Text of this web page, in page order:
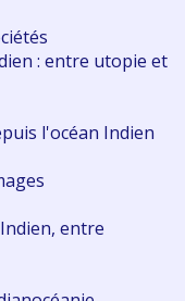
: entre utopie et
l'océan Indien
entre